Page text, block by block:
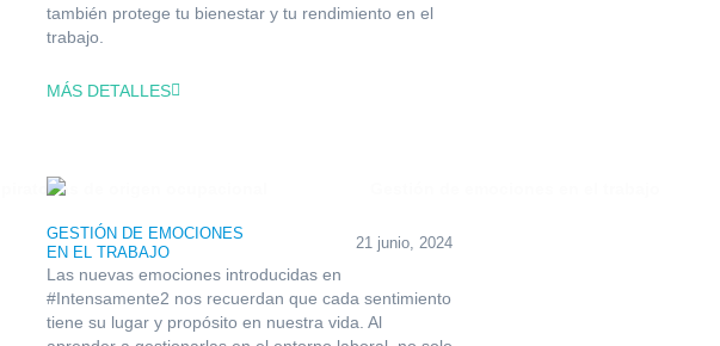
también protege tu bienestar y tu rendimiento en el
trabajo.
MÁS DETALLES
GESTIÓN DE EMOCIONES
EN EL TRABAJO
21 junio, 2024
Las nuevas emociones introducidas en
#Intensamente2 nos recuerdan que cada sentimiento
tiene su lugar y propósito en nuestra vida. Al